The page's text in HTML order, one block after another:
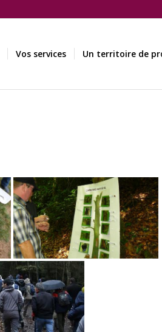
Vos services Un territoire de